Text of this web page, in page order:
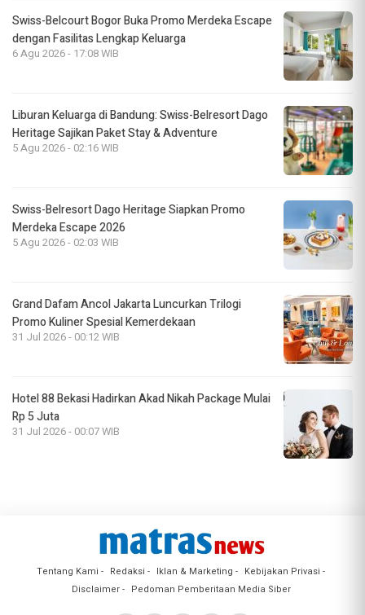
Swiss-Belcourt Bogor Buka Promo Merdeka Escape
dengan Fasilitas Lengkap Keluarga
6 Agu 2026 - 17:08 WIB
Liburan Keluarga di Bandung: Swiss-Belresort Dago
Heritage Sajikan Paket Stay & Adventure
5 Agu 2026 - 02:16 WIB
Swiss-Belresort Dago Heritage Siapkan Promo
Merdeka Escape 2026
5 Agu 2026 - 02:03 WIB
Grand Dafam Ancol Jakarta Luncurkan Trilogi
Promo Kuliner Spesial Kemerdekaan
31 Jul 2026 - 00:12 WIB
Hotel 88 Bekasi Hadirkan Akad Nikah Package Mulai
Rp 5 Juta
31 Jul 2026 - 00:07 WIB
Tentang Kami Redaksi Iklan & Marketing
Kebijakan Privasi
Disclaimer
Pedoman Pemberitaan Media Siber